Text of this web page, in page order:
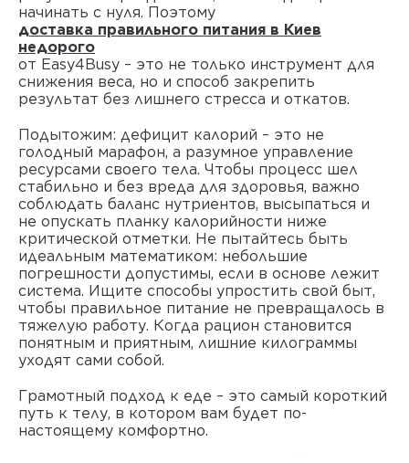
начинать с нуля. Поэтому
доставка правильного питания в Киев
недорого
от Easy4Busy – это не только инструмент для
снижения веса, но и способ закрепить
результат без лишнего стресса и откатов.
Подытожим: дефицит калорий – это не
голодный марафон, а разумное управление
ресурсами своего тела. Чтобы процесс шел
стабильно и без вреда для здоровья, важно
соблюдать баланс нутриентов, высыпаться и
не опускать планку калорийности ниже
критической отметки. Не пытайтесь быть
идеальным математиком: небольшие
погрешности допустимы, если в основе лежит
система. Ищите способы упростить свой быт,
чтобы правильное питание не превращалось в
тяжелую работу. Когда рацион становится
понятным и приятным, лишние килограммы
уходят сами собой.
Грамотный подход к еде – это самый короткий
путь к телу, в котором вам будет по-
настоящему комфортно.